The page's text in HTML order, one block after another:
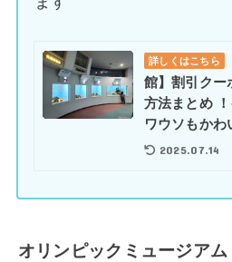
詳しくはこちら
館】割引クー
方法まとめ
ワウソもか
2025.07.14
オリンピックミュージア